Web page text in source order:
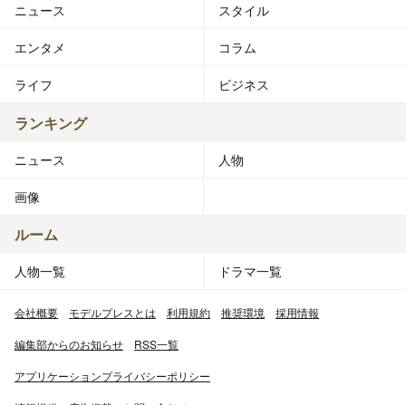
ニュース スタイル
エンタメ コラム
ライフ ビジネス
ランキング
ニュース 人物
画像
ルーム
人物一覧 ドラマ一覧
会社概要 モデルプレスとは 利用規約 推奨環境 採用情報
編集部からのお知らせ RSS一覧
アプリケーションプライバシーポリシー